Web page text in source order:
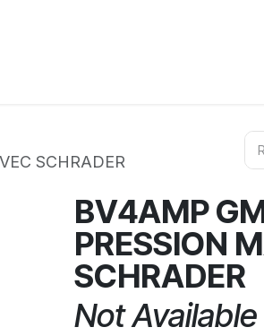
SCHRADER
BV4AMP
PRESSION
SCHRADER
Not